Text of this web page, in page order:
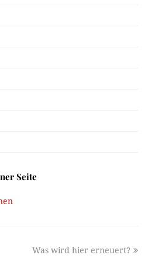
Seite
next
Was wird hier erneuert?